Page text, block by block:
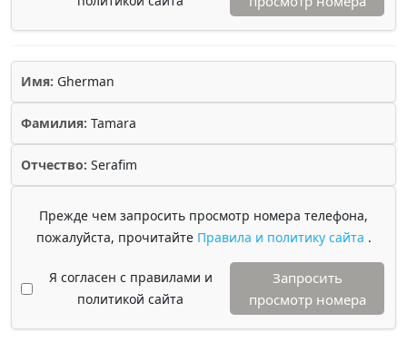
Имя: Gherman
Фамилия: Tamara
Отчество: Serafim
Прежде чем запросить просмотр номера телефона,
пожалуйста, прочитайте Правила и политику сайта .
Я согласен с правилами и
политикой сайта
Запросить
просмотр номера